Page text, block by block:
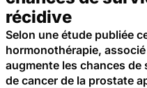
récidive
Selon une étude publiée
hormonothérapie,
augmente les chances
de cancer de la prostate